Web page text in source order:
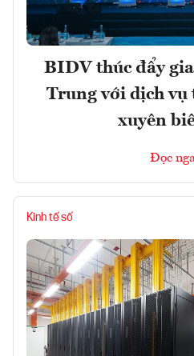
BIDV thúc đẩy
Trung với dịch vụ
xuyên
Đọc
Kinh tế số